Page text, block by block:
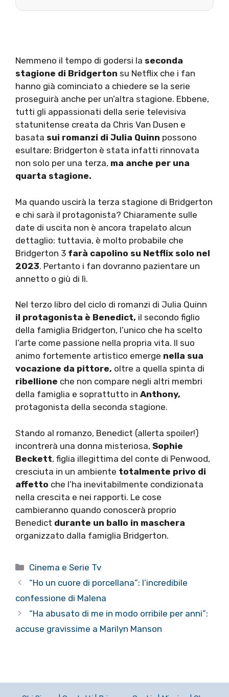
Nemmeno il tempo di godersi la seconda
stagione di Bridgerton su Netflix che i fan
hanno già cominciato a chiedere se la serie
proseguirà anche per un’altra stagione. Ebbene,
tutti gli appassionati della serie televisiva
statunitense creata da Chris Van Dusen e
basata sui romanzi di Julia Quinn possono
esultare: Bridgerton è stata infatti rinnovata
non solo per una terza, ma anche per una
quarta stagione.
Ma quando uscirà la terza stagione di Bridgerton
e chi sarà il protagonista? Chiaramente sulle
date di uscita non è ancora trapelato alcun
dettaglio: tuttavia, è molto probabile che
Bridgerton 3 farà capolino su Netflix solo nel
2023. Pertanto i fan dovranno pazientare un
annetto o giù di lì.
Nel terzo libro del ciclo di romanzi di Julia Quinn
il protagonista è Benedict, il secondo figlio
della famiglia Bridgerton, l’unico che ha scelto
l’arte come passione nella propria vita. Il suo
animo fortemente artistico emerge nella sua
vocazione da pittore, oltre a quella spinta di
ribellione che non compare negli altri membri
della famiglia e soprattutto in Anthony,
protagonista della seconda stagione.
Stando al romanzo, Benedict (allerta spoiler!)
incontrerà una donna misteriosa, Sophie
Beckett, figlia illegittima del conte di Penwood,
cresciuta in un ambiente totalmente privo di
affetto che l’ha inevitabilmente condizionata
nella crescita e nei rapporti. Le cose
cambieranno quando conoscerà proprio
Benedict durante un ballo in maschera
organizzato dalla famiglia Bridgerton.
Categorie
Cinema e Serie Tv
“Ho un cuore di porcellana”: l’incredibile
confessione di Malena
“Ha abusato di me in modo orribile per anni”:
accuse gravissime a Marilyn Manson